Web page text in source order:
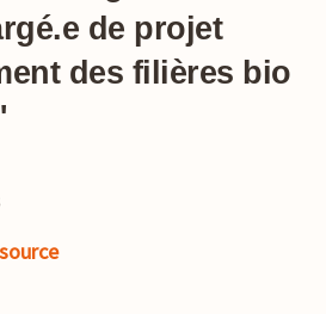
de projet
des filières bio